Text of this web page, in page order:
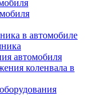
в автомобиле
автомобиля
коленвала в